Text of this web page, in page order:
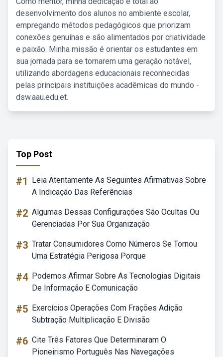
desenvolvimento dos alunos no ambiente escolar,
empregando métodos pedagógicos que priorizam
conexões genuínas e são alimentados por criatividade
e paixão. Minha missão é orientar os estudantes em
sua jornada para se tornarem uma geração notável,
utilizando abordagens educacionais reconhecidas
pelas principais instituições acadêmicas do mundo -
dsw.aau.edu.et.
Top Post
#1
Leia Atentamente As Seguintes Afirmativas Sobre
A Indicação Das Referências
#2 Algumas Dessas Configurações São Ocultas Ou
Gerenciadas Por Sua Organização
#3 Tratar Consumidores Como Números Se Tornou
Uma Estratégia Perigosa Porque
#4 Podemos Afirmar Sobre As Tecnologias Digitais
De Informação E Comunicação
#5 Exercícios Operações Com Frações Adição
Subtração Multiplicação E Divisão
#6 Cite Três Fatores Que Determinaram O
Pioneirismo Português Nas Navegações